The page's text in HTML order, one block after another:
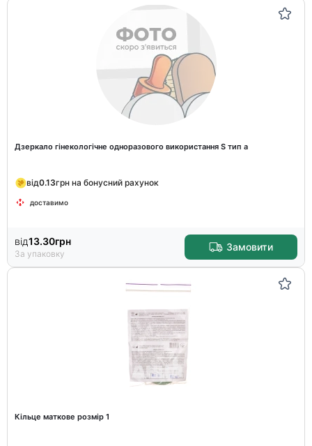
Дзеркало гінекологічне одноразового використання S тип a
від0.13грн на бонусний рахунок
доставимо
від13.30грн
За упаковку
Замовити
Кільце маткове розмір 1